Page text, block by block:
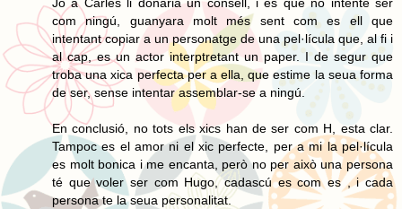
com ningú, guanyara molt més sent com es ell que
intentant copiar a un personatge de una pel·lícula que, al fi i
al cap, es un actor interptretant un paper. I de segur que
troba una xica perfecta per a ella, que estime la seua forma
de ser, sense intentar assemblar-se a ningú.
En conclusió, no tots els xics han de ser com H, esta clar.
Tampoc es el amor ni el xic perfecte, per a mi la pel·lícula
es molt bonica i me encanta, però no per això una persona
té que voler ser com Hugo, cadascú es com es , i cada
persona te la seua personalitat.